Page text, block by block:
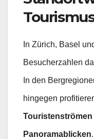
In Zürich, Basel
Besucherzahlen
In den
hingegen
Touristenströmen
Panoramablicken.